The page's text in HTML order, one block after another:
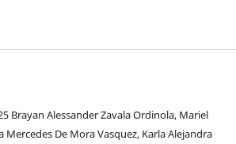
Brayan Alessander Zavala Ordinola, Mariel
Mercedes De Mora Vasquez, Karla Alejandra